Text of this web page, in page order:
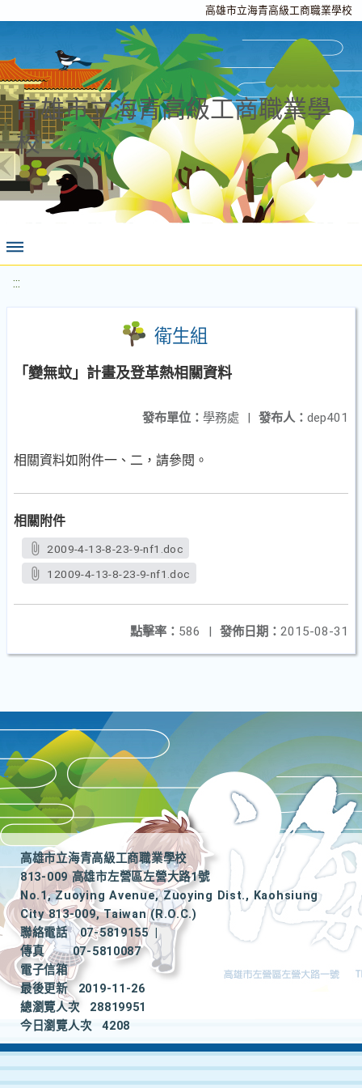
高雄市立海青高級工商職業學校
高雄市立海青高級工商職業學
校
:::
衛生組
「變無蚊」計畫及登革熱相關資料
發布人： dep401
發布單位： 學務處 |
相關資料如附件一、二，請參閱。
相關附件
2009-4-13-8-23-9-nf1.doc
12009-4-13-8-23-9-nf1.doc
發佈日期： 2015-08-31
點擊率： 586 |
高雄市立海青高級工商職業學校
813-009 高雄市左營區左營大路1號
No.1, Zuoying Avenue, Zuoying Dist., Kaohsiung
City 813-009, Taiwan (R.O.C.)
聯絡電話
07-5819155
|
傳真
07-5810087
電子信箱
最後更新
2019-11-26
總瀏覽人次
28819951
今日瀏覽人次
4208